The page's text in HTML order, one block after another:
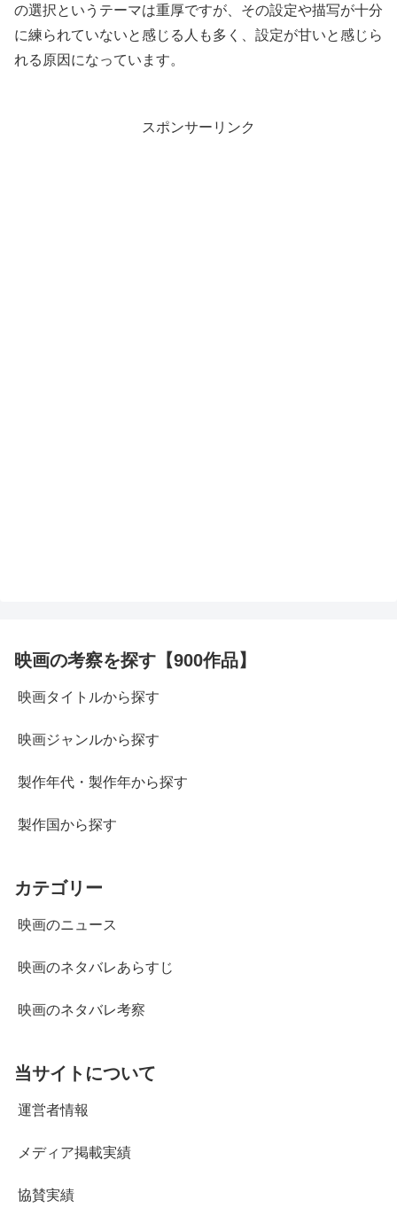
の選択というテーマは重厚ですが、その設定や描写が十分
に練られていないと感じる人も多く、設定が甘いと感じら
れる原因になっています。
スポンサーリンク
映画の考察を探す【900作品】
映画タイトルから探す
映画ジャンルから探す
製作年代・製作年から探す
製作国から探す
カテゴリー
映画のニュース
映画のネタバレあらすじ
映画のネタバレ考察
当サイトについて
運営者情報
メディア掲載実績
協賛実績